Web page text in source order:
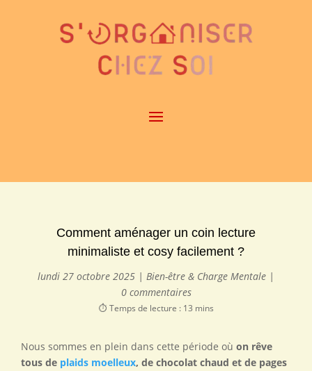
Comment aménager un coin lecture
minimaliste et cosy facilement ?
lundi 27 octobre 2025 | Bien-être & Charge Mentale |
0 commentaires
⏱️ Temps de lecture : 13 mins
Nous sommes en plein dans cette période où on rêve
tous de plaids moelleux, de chocolat chaud et de pages